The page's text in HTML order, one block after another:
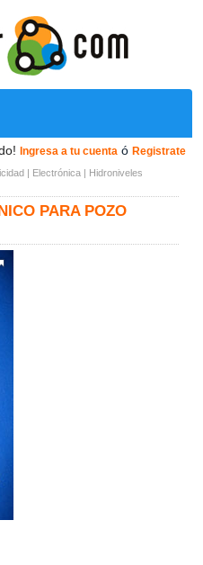
Ingresa a tu cuenta ó Registrate
| Electrónica | Hidroniveles
PARA POZO